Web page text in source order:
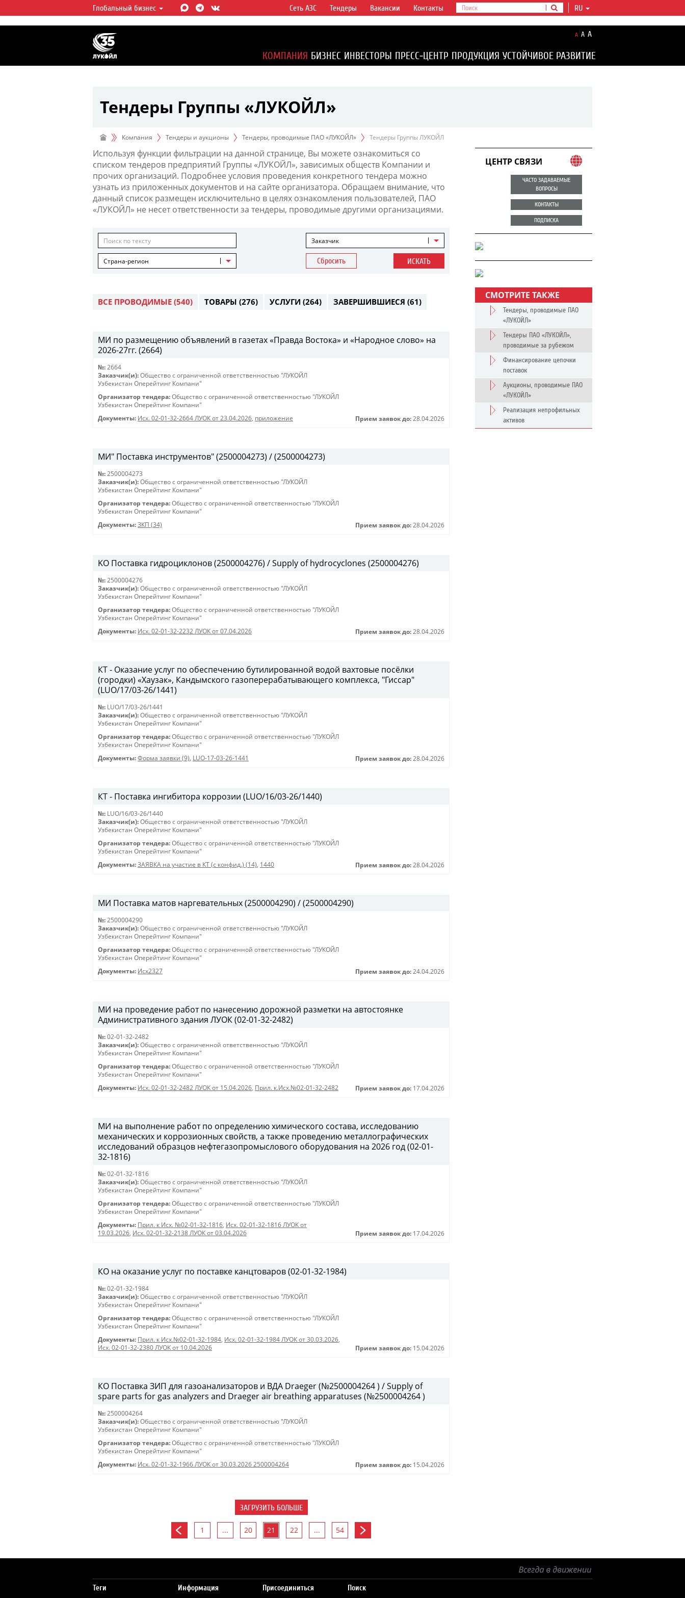
ЛУКОЙЛ СЕГОДНЯ
ЛУКОЙЛ — одна из крупнейших вертикально
интегрированных нефтегазовых компаний в
мире, на долю которой приходится более 2%
мировой добычи нефти и около 1% доказанных
Глобальный бизнес RU
Сеть АЗС Тендеры Вакансии Контакты
A A A
КОМПАНИЯ БИЗНЕС ИНВЕСТОРЫ ПРЕСС-ЦЕНТР ПРОДУКЦИЯ УСТОЙЧИВОЕ РАЗВИТИЕ
Тендеры Группы «ЛУКОЙЛ»
Компания Тендеры и аукционы Тендеры, проводимые ПАО «ЛУКОЙЛ» Тендеры Группы ЛУКОЙЛ
Используя функции фильтрации на данной странице, Вы можете ознакомиться со
списком тендеров предприятий Группы «ЛУКОЙЛ», зависимых обществ Компании и
прочих организаций. Подробнее условия проведения конкретного тендера можно
узнать из приложенных документов и на сайте организатора. Обращаем внимание, что
данный список размещен исключительно в целях ознакомления пользователей, ПАО
«ЛУКОЙЛ» не несет ответственности за тендеры, проводимые другими организациями.
Заказчик
Страна-регион Сбросить ИСКАТЬ
ВСЕ ПРОВОДИМЫЕ (540) ТОВАРЫ (276) УСЛУГИ (264) ЗАВЕРШИВШИЕСЯ (61)
МИ по размещению объявлений в газетах «Правда Востока» и «Народное слово» на
2026-27гг. (2664)
№: 2664
Заказчик(и): Общество с ограниченной ответственностью "ЛУКОЙЛ
Узбекистан Оперейтинг Компани"
Организатор тендера: Общество с ограниченной ответственностью "ЛУКОЙЛ
Узбекистан Оперейтинг Компани"
Документы: Исх. 02-01-32-2664 ЛУОК от 23.04.2026, приложение Прием заявок до: 28.04.2026
МИ" Поставка инструментов" (2500004273) / (2500004273)
№: 2500004273
Заказчик(и): Общество с ограниченной ответственностью "ЛУКОЙЛ
Узбекистан Оперейтинг Компани"
Организатор тендера: Общество с ограниченной ответственностью "ЛУКОЙЛ
Узбекистан Оперейтинг Компани"
Документы: ЗКП (34) Прием заявок до: 28.04.2026
KO Поставка гидроциклонов (2500004276) / Supply of hydrocyclones (2500004276)
№: 2500004276
Заказчик(и): Общество с ограниченной ответственностью "ЛУКОЙЛ
Узбекистан Оперейтинг Компани"
Организатор тендера: Общество с ограниченной ответственностью "ЛУКОЙЛ
Узбекистан Оперейтинг Компани"
Документы: Исх. 02-01-32-2232 ЛУОК от 07.04.2026 Прием заявок до: 28.04.2026
КТ - Оказание услуг по обеспечению бутилированной водой вахтовые посёлки
(городки) «Хаузак», Кандымского газоперерабатывающего комплекса, "Гиссар"
(LUO/17/03-26/1441)
№: LUO/17/03-26/1441
Заказчик(и): Общество с ограниченной ответственностью "ЛУКОЙЛ
Узбекистан Оперейтинг Компани"
Организатор тендера: Общество с ограниченной ответственностью "ЛУКОЙЛ
Узбекистан Оперейтинг Компани"
Документы: Форма заявки (9), LUO-17-03-26-1441 Прием заявок до: 28.04.2026
КТ - Поставка ингибитора коррозии (LUO/16/03-26/1440)
№: LUO/16/03-26/1440
Заказчик(и): Общество с ограниченной ответственностью "ЛУКОЙЛ
Узбекистан Оперейтинг Компани"
Организатор тендера: Общество с ограниченной ответственностью "ЛУКОЙЛ
Узбекистан Оперейтинг Компани"
Документы: ЗАЯВКА на участие в КТ (с конфид.) (14), 1440 Прием заявок до: 28.04.2026
МИ Поставка матов наргевательных (2500004290) / (2500004290)
№: 2500004290
Заказчик(и): Общество с ограниченной ответственностью "ЛУКОЙЛ
Узбекистан Оперейтинг Компани"
Организатор тендера: Общество с ограниченной ответственностью "ЛУКОЙЛ
Узбекистан Оперейтинг Компани"
Документы: Исх2327 Прием заявок до: 24.04.2026
МИ на проведение работ по нанесению дорожной разметки на автостоянке
Административного здания ЛУОК (02-01-32-2482)
№: 02-01-32-2482
Заказчик(и): Общество с ограниченной ответственностью "ЛУКОЙЛ
Узбекистан Оперейтинг Компани"
Организатор тендера: Общество с ограниченной ответственностью "ЛУКОЙЛ
Узбекистан Оперейтинг Компани"
Документы: Исх. 02-01-32-2482 ЛУОК от 15.04.2026, Прил. к.Исх.№02-01-32-2482 Прием заявок до: 17.04.2026
МИ на выполнение работ по определению химического состава, исследованию
механических и коррозионных свойств, а также проведению металлографических
исследований образцов нефтегазопромыслового оборудования на 2026 год (02-01-
32-1816)
№: 02-01-32-1816
Заказчик(и): Общество с ограниченной ответственностью "ЛУКОЙЛ
Узбекистан Оперейтинг Компани"
Организатор тендера: Общество с ограниченной ответственностью "ЛУКОЙЛ
Узбекистан Оперейтинг Компани"
Документы: Прил. к Исх. №02-01-32-1816, Исх. 02-01-32-1816 ЛУОК от
19.03.2026, Исх. 02-01-32-2138 ЛУОК от 03.04.2026 Прием заявок до: 17.04.2026
КО на оказание услуг по поставке канцтоваров (02-01-32-1984)
№: 02-01-32-1984
Заказчик(и): Общество с ограниченной ответственностью "ЛУКОЙЛ
Узбекистан Оперейтинг Компани"
Организатор тендера: Общество с ограниченной ответственностью "ЛУКОЙЛ
Узбекистан Оперейтинг Компани"
Документы: Прил. к Исх.№02-01-32-1984, Исх. 02-01-32-1984 ЛУОК от 30.03.2026,
Исх. 02-01-32-2380 ЛУОК от 10.04.2026
Прием заявок до: 15.04.2026
КО Поставка ЗИП для газоанализаторов и ВДА Draeger (№2500004264 ) / Supply of
spare parts for gas analyzers and Draeger air breathing apparatuses (№2500004264 )
№: 2500004264
Заказчик(и): Общество с ограниченной ответственностью "ЛУКОЙЛ
Узбекистан Оперейтинг Компани"
Организатор тендера: Общество с ограниченной ответственностью "ЛУКОЙЛ
Узбекистан Оперейтинг Компани"
Документы: Исх. 02-01-32-1966 ЛУОК от 30.03.2026 2500004264 Прием заявок до: 15.04.2026
ЗАГРУЗИТЬ БОЛЬШЕ
1 ... 20 21 22 ... 54
ЦЕНТР СВЯЗИ
ЧАСТО ЗАДАВАЕМЫЕ
ВОПРОСЫ
КОНТАКТЫ
ПОДПИСКА
СМОТРИТЕ ТАКЖЕ
Тендеры, проводимые ПАО
«ЛУКОЙЛ»
Тендеры ПАО «ЛУКОЙЛ»,
проводимые за рубежом
Финансирование цепочки
поставок
Аукционы, проводимые ПАО
«ЛУКОЙЛ»
Реализация непрофильных
активов
Теги Информация Присоединиться Поиск